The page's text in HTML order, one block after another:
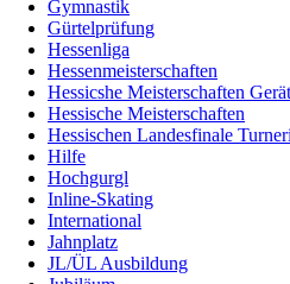
Gymnastik
Gürtelprüfung
Hessenliga
Hessenmeisterschaften
Hessicshe Meisterschaften
Hessische Meisterschaften
Hessischen Landesfinale
Hilfe
Hochgurgl
Inline-Skating
International
Jahnplatz
JL/ÜL Ausbildung